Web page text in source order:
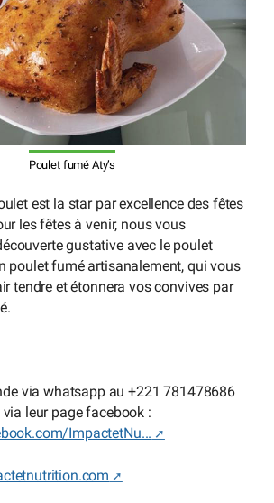
Poulet fumé Aty’s
est la star par excellence des fêtes
les fêtes à venir, nous vous
gustative avec le poulet
poulet fumé artisanalement, qui vous
tendre et étonnera vos convives par
via whatsapp au +221 781478686
leur page facebook :
ImpactetNu...